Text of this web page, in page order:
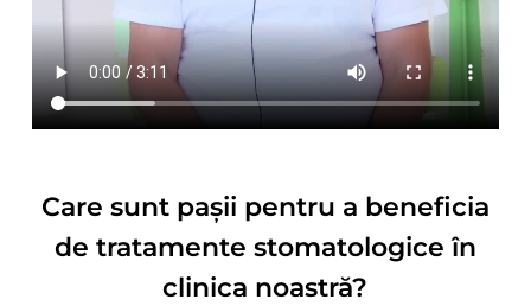
Care sunt pașii pentru a beneficia
de tratamente stomatologice în
clinica noastră?